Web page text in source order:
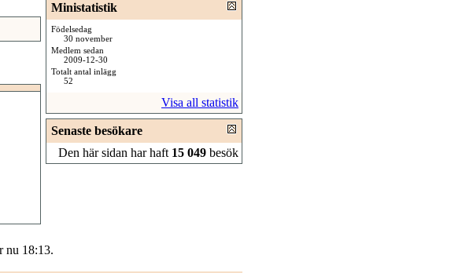
Ministatistik
Födelsedag
30 november
Medlem sedan
2009-12-30
Totalt antal inlägg
52
Visa all statistik
Senaste besökare
Den här sidan har haft 15 049 besök
nu 18:13.